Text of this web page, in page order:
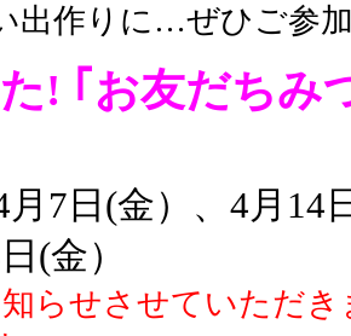
出作りに…ぜひご参
! ｢お友だちみ
7日(金）、4月14
(金）
らせさせていただ